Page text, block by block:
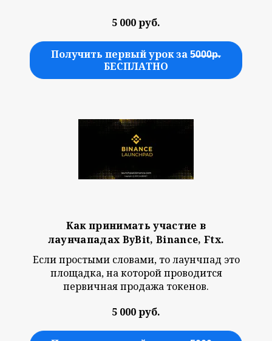
5 000 руб.
Получить первый урок за 5̶0̶0̶0̶р̶.
БЕСПЛАТНО
Как принимать участие в
лаунчападах ByBit, Binance, Ftx.
Если простыми словами, то лаунчпад это
площадка, на которой проводится
первичная продажа токенов.
5 000 руб.